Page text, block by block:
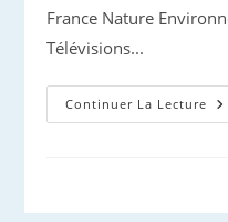
France Nature
Télévisions...
Continuer La Lecture